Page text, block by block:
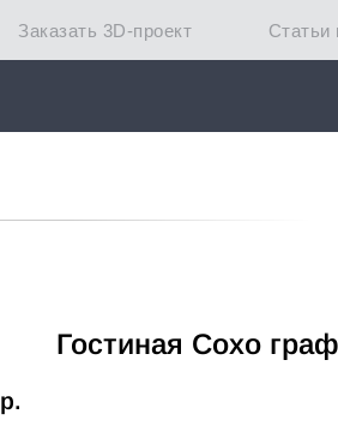
Заказать 3D-проект Статьи
Гостиная Сохо
р.